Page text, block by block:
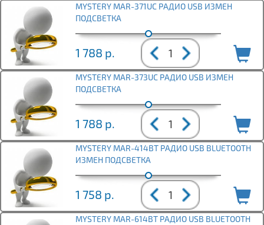
MYSTERY MAR-371UC РАДИО USB ИЗМЕН
ПОДСВЕТКА
1 788 р.
MYSTERY MAR-373UC РАДИО USB ИЗМЕН
ПОДСВЕТКА
1 788 р.
MYSTERY MAR-414BT РАДИО USB BLUETOOTH
ИЗМЕН ПОДСВЕТКА
1 758 р.
MYSTERY MAR-614BT РАДИО USB BLUETOOTH